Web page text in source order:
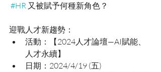
#HR 又被賦予何種新角色？
迎戰人才新趨勢：
活動：【2024人才論壇—AI賦能、
人才永續】
日期：2024/4/19 (五)